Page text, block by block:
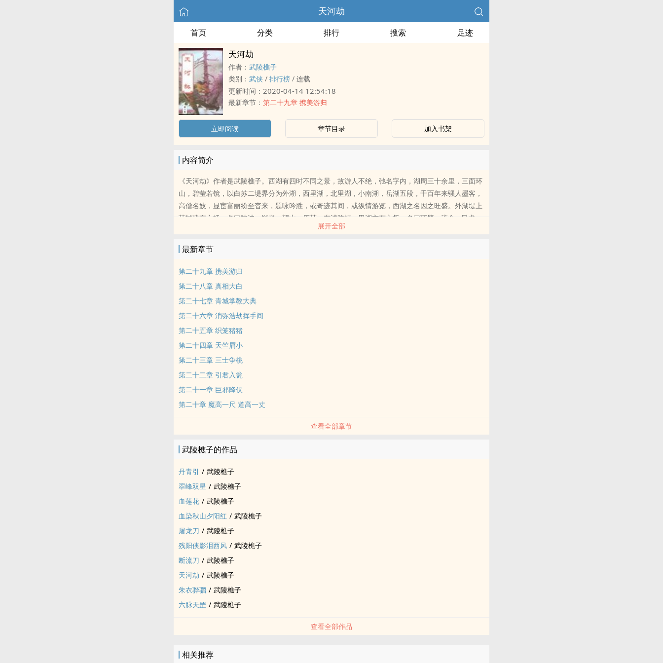
天河劫
首页 分类 排行 搜索 足迹
天河劫
作者： 武陵樵子
类别： 武侠 / 排行榜 / 连载
更新时间： 2020-04-14 12:54:18
最新章节： 第二十九章 携美游归
立即阅读 章节目录 加入书架
内容简介
《天河劫》作者是武陵樵子。西湖有四时不同之景，故游人不绝，弛名字内，湖周三十余里，三面环
山，碧莹若镜，以白苏二堤界分为外湖，西里湖，北里湖，小南湖，岳湖五段，千百年来骚人墨客，
高僧名妓，显宦富丽纷至杳来，题咏吟胜，或奇迹其间，或纵情游览，西湖之名因之旺盛。外湖堤上
苏轼建有六桥，名曰映波，锁烂、望山、压韩、东浦跨虹、里湖亦有六桥，名曰环壁，流金、卧龙、
展开全部
最新章节
第二十九章 携美游归
第二十八章 真相大白
第二十七章 青城掌教大典
第二十六章 消弥浩劫挥手间
第二十五章 织笼猪猪
第二十四章 天竺屑小
第二十三章 三士争桃
第二十二章 引君入瓮
第二十一章 巨邪降伏
第二十章 魔高一尺 道高一丈
查看全部章节
武陵樵子的作品
丹青引 / 武陵樵子
翠峰双星 / 武陵樵子
血莲花 / 武陵樵子
血染秋山夕阳红 / 武陵樵子
屠龙刀 / 武陵樵子
残阳侠影泪西风 / 武陵樵子
断流刀 / 武陵樵子
天河劫 / 武陵樵子
朱衣骅骝 / 武陵樵子
六脉天罡 / 武陵樵子
查看全部作品
相关推荐